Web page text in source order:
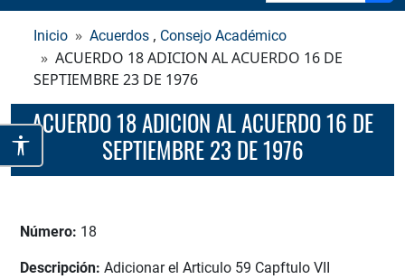
Inicio Acuerdos , Consejo Académico
ACUERDO 18 ADICION AL ACUERDO 16 DE
SEPTIEMBRE 23 DE 1976
ACUERDO 18 ADICION AL ACUERDO 16 DE
SEPTIEMBRE 23 DE 1976
Número: 18
Descripción: Adicionar el Articulo 59 Capftulo VII